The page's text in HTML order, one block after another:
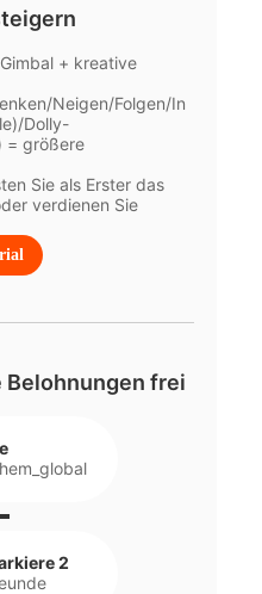
+ kreative
Neigen/Folgen/In
Dolly-
= größere
Sie als Erster das
verdienen Sie
Belohnungen frei
2